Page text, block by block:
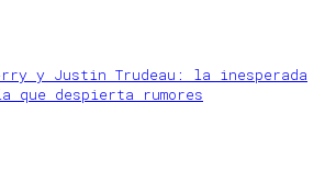
y Justin Trudeau: la inesperada
que despierta rumores